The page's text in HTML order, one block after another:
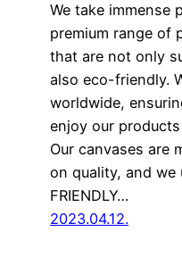
We take immense
premium range of
that are not only
also eco-friendly.
worldwide,
enjoy our
Our canvases are
on quality, and we
FRIENDLY…
2023.04.12.